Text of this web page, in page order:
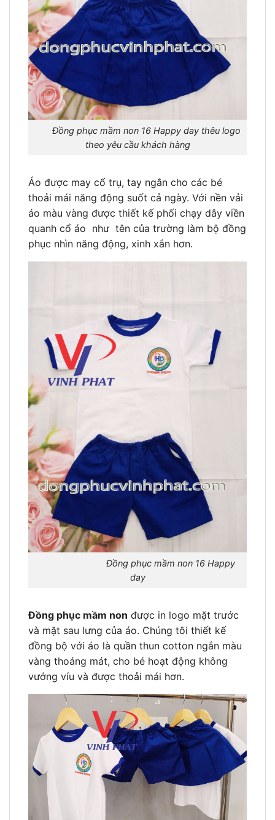
Đồng phục mầm non 16 Happy day thêu logo
theo yêu cầu khách hàng
Áo được may cổ trụ, tay ngắn cho các bé
thoải mái năng động suốt cả ngày. Với nền vải
áo màu vàng được thiết kế phối chạy dây viền
quanh cổ áo như tên của trường làm bộ đồng
phục nhìn năng động, xinh xắn hơn.
Đồng phục mầm non 16 Happy
day
Đồng phục mầm non được in logo mặt trước
và mặt sau lưng của áo. Chúng tôi thiết kế
đồng bộ với áo là quần thun cotton ngắn màu
vàng thoáng mát, cho bé hoạt động không
vướng víu và được thoải mái hơn.